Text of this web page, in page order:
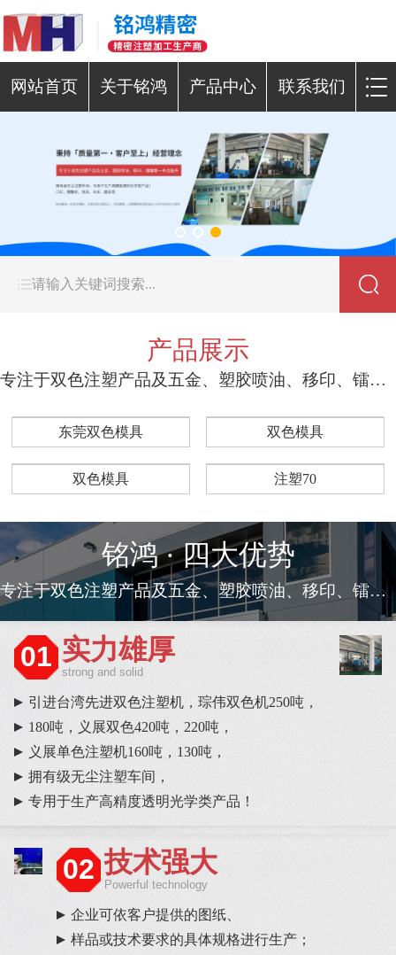
网站首页 关于铭鸿 产品中心 联系我们
产品展示
专注于双色注塑产品及五金、塑胶喷油、移印、镭雕等一条龙服务
东莞双色模具 双色模具
双色模具 注塑70
铭鸿 · 四大优势
专注于双色注塑产品及五金、塑胶喷油、移印、镭雕等一条龙服务
01 实力雄厚
strong and solid
引进台湾先进双色注塑机，琮伟双色机250吨，
180吨，义展双色420吨，220吨，
义展单色注塑机160吨，130吨，
拥有级无尘注塑车间，
专用于生产高精度透明光学类产品！
02 技术强大
Powerful technology
企业可依客户提供的图纸、
样品或技术要求的具体规格进行生产；